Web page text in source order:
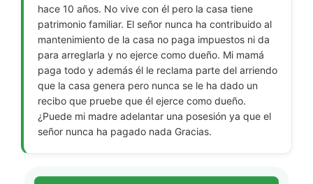
hace 10 años. No vive con él pero la casa tiene
patrimonio familiar. El señor nunca ha contribuido al
mantenimiento de la casa no paga impuestos ni da
para arreglarla y no ejerce como dueño. Mi mamá
paga todo y además él le reclama parte del arriendo
que la casa genera pero nunca se le ha dado un
recibo que pruebe que él ejerce como dueño.
¿Puede mi madre adelantar una posesión ya que el
señor nunca ha pagado nada Gracias.